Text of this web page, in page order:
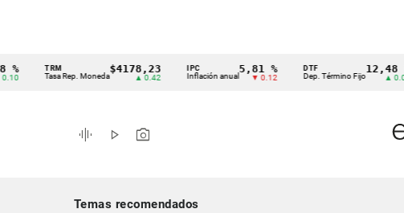
Cintillo
indicadores
económicos
TRM
Tasa Rep. Moneda
$4178,23
▲ 0.42
IPC
Inflación anual
5,81 %
▼ 0.12
DTF
Dep. Término Fijo
12,48 %
▲ 0.05
graphic_eq play_arrow photo_camera
Temas recomendados